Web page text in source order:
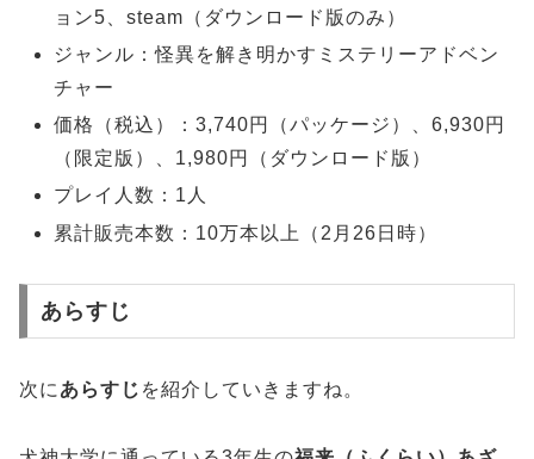
ョン5、steam（ダウンロード版のみ）
ジャンル：怪異を解き明かすミステリーアドベン
チャー
価格（税込）：3,740円（パッケージ）、6,930円
（限定版）、1,980円（ダウンロード版）
プレイ人数：1人
累計販売本数：10万本以上（2月26日時）
あらすじ
次に あらすじ を紹介していきますね。